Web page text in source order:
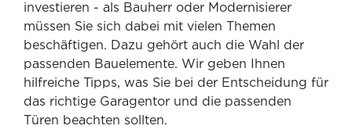
investieren - als Bauherr oder Modernisierer
müssen Sie sich dabei mit vielen Themen
beschäftigen. Dazu gehört auch die Wahl der
passenden Bauelemente. Wir geben Ihnen
hilfreiche Tipps, was Sie bei der Entscheidung für
das richtige Garagentor und die passenden
Türen beachten sollten.